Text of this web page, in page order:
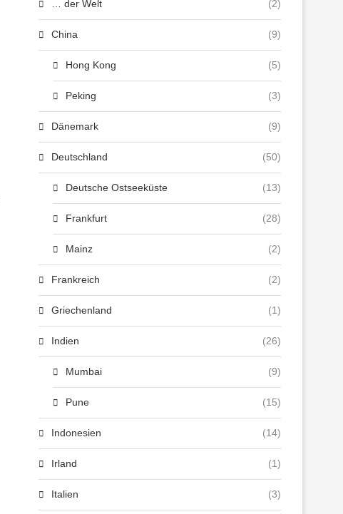
… der Welt (2)
China (9)
Hong Kong (5)
Peking (3)
Dänemark (9)
Deutschland (50)
Deutsche Ostseeküste (13)
Frankfurt (28)
Mainz (2)
Frankreich (2)
Griechenland (1)
Indien (26)
Mumbai (9)
Pune (15)
Indonesien (14)
Irland (1)
Italien (3)